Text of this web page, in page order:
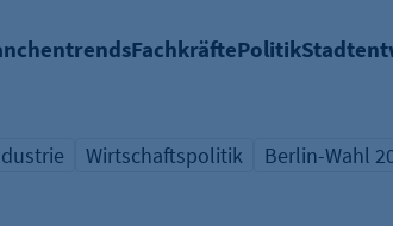
FachkräftePolitik
Schlagwort
Übersicht Schlagwort
Wirtschaftspolitik
Übersicht
Berlin-Wahl